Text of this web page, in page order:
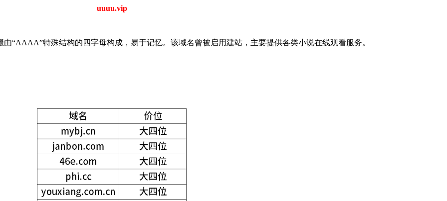
uuuu.vip
由“AAAA”特殊结构的四字母构成，易于记忆。该域名曾被启用建站，主要提供各类小说在线观看服务。